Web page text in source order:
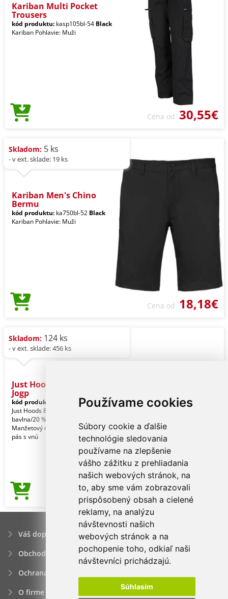
Používame cookies
Súbory cookie a ďalšie
technológie sledovania
používame na zlepšenie
vášho zážitku z prehliadania
našich webových stránok, na
to, aby sme vám zobrazovali
prispôsobený obsah a cielené
reklamy, na analýzu
návštevnosti našich
webových stránok a na
pochopenie toho, odkiaľ naši
návštevníci prichádzajú.
Súhlasím
Kariban Multi Pocket
Trousers
kód produktu: kasp105bl-54 Black
Kariban Pohlavie: Muži
Cena od 30,55€
Skladom: 5 ks
- v ext. sklade: 19 ks
Kariban Men's Chino
Bermu
kód produktu: ka750bl-52 Black
Kariban Pohlavie: Muži
Cena od 18,18€
Skladom: 124 ks
- v ext. sklade: 456 ks
Just Hoods College Cuffed
Jogp
kód produktu: awjh072dbl-xl Black
Just Hoods 80 % prstencovo spriadaná
bavlna/20 % polyester. Voľný strih.
Manžetový nohavicový otvor. Elastický
pás s vnú
Cena od11,52€
Váš dopyt
Obchodné podmienky
Ochrana osobných údajov
O firme